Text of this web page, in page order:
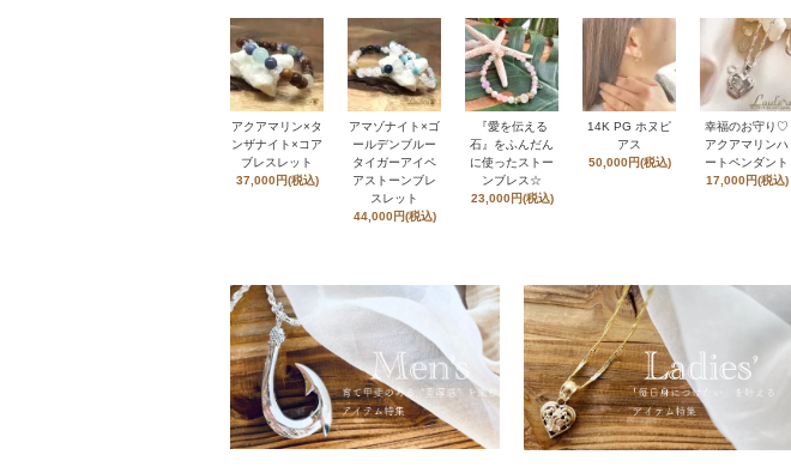
アクアマリン×タ
ンザナイト×コア
ブレスレット
37,000円(税込)
アマゾナイト×ゴ
ールデンブルー
タイガーアイペ
アストーンブレ
スレット
44,000円(税込)
『愛を伝える
石』をふんだん
に使ったストー
ンブレス☆
23,000円(税込)
14K PG ホヌピ
アス
50,000円(税込)
幸福のお守り♡
アクアマリンハ
ートペンダント
17,000円(税込)